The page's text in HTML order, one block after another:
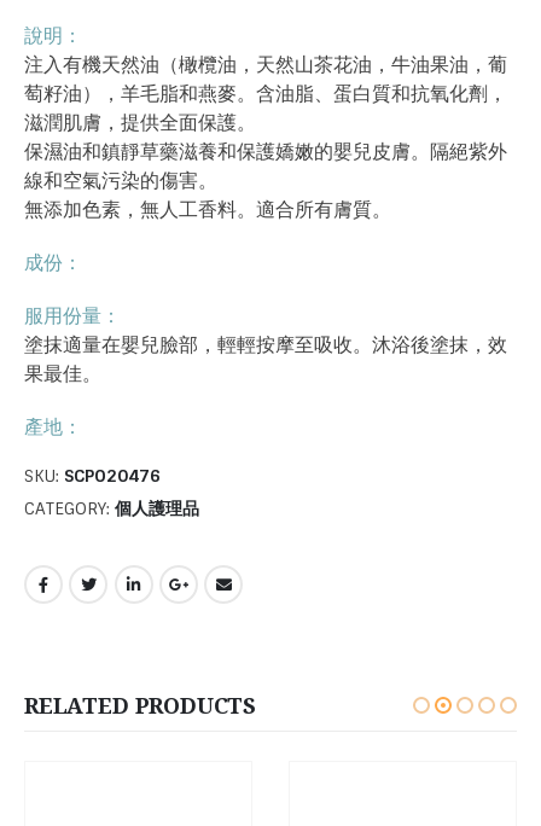
說明：
注入有機天然油（橄欖油，天然山茶花油，牛油果油，葡
萄籽油），羊毛脂和燕麥。含油脂、蛋白質和抗氧化劑，
滋潤肌膚，提供全面保護。
保濕油和鎮靜草藥滋養和保護嬌嫩的嬰兒皮膚。隔絕紫外
線和空氣污染的傷害。
無添加色素，無人工香料。適合所有膚質。
成份：
服用份量：
塗抹適量在嬰兒臉部，輕輕按摩至吸收。沐浴後塗抹，效
果最佳。
產地：
SKU: SCPO20476
CATEGORY: 個人護理品
RELATED PRODUCTS